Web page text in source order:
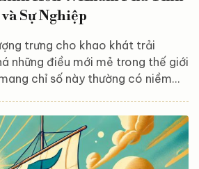
Sự Nghiệp
trưng cho khao khát trải
những điều mới mẻ trong thế giới
chỉ số này thường có niềm
của chỉ số Linh hồn số 7, cũng
yêu và sự nghiệp của họ, mời bạn
đây! Ý nghĩa chỉ số Linh hồn 7 là